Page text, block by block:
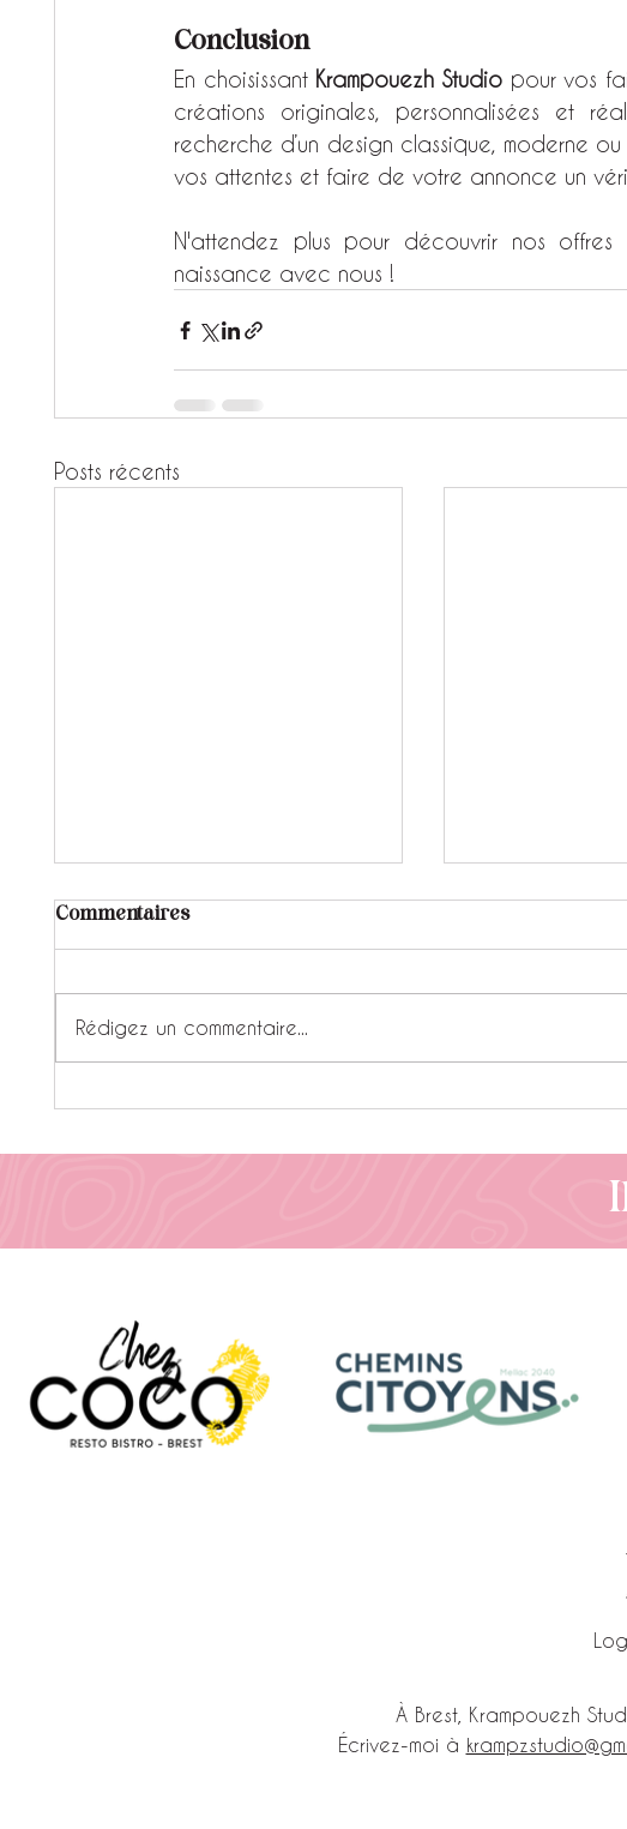
Conclusion
En choisissant Krampouezh Studio pour vos
créations originales, personnalisées et
recherche d’un design classique, moderne
vos attentes et faire de votre annonce un
N'attendez plus pour découvrir nos
naissance avec nous !
Posts récents
Commentaires
Rédigez un commentaire...
À Brest, Krampouezh
Écrivez-moi à